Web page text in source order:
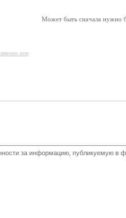
или
Может быть сначала нужно
за информацию, публикуемую